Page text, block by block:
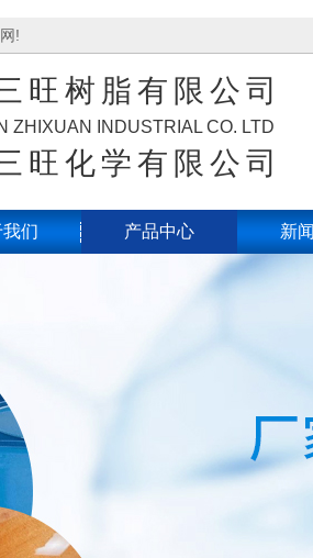
!
旺树脂有限公司
ZHIXUAN INDUSTRIAL CO. LTD
旺化学有限公司
们 产品中心 新